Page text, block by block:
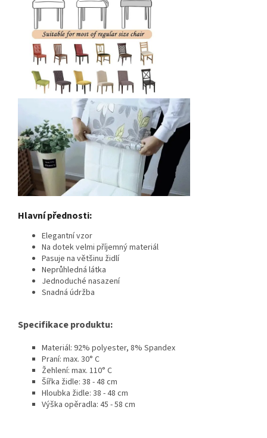
Hlavní přednosti:
Elegantní vzor
Na dotek velmi příjemný materiál
Pasuje na většinu židlí
Neprůhledná látka
Jednoduché nasazení
Snadná údržba
Specifikace produktu:
Materiál: 92% polyester, 8% Spandex
Praní: max. 30° C
Žehlení: max. 110° C
Šířka židle: 38 - 48 cm
Hloubka židle: 38 - 48 cm
Výška opěradla: 45 - 58 cm